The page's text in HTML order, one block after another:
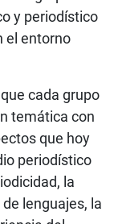
y periodístico
el entorno
cada grupo
temática con
que hoy
periodístico
la
lenguajes, la